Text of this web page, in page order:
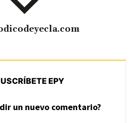
USCRÍBETE EPY
un nuevo comentario?